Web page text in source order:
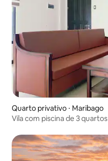
Quarto privativo ⋅ Maribago
Vila com piscina de 3 quartos